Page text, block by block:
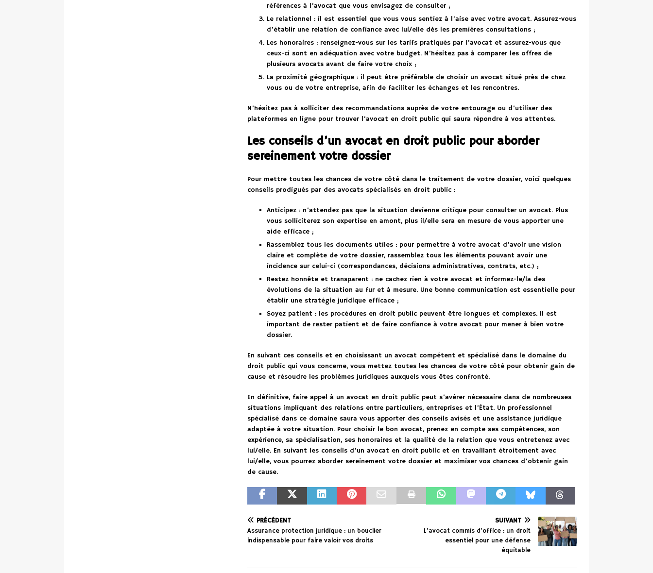
références à l’avocat que vous envisagez de consulter ;
Le relationnel : il est essentiel que vous vous sentiez à l’aise avec votre avocat. Assurez-vous
d’établir une relation de confiance avec lui/elle dès les premières consultations ;
Les honoraires : renseignez-vous sur les tarifs pratiqués par l’avocat et assurez-vous que
ceux-ci sont en adéquation avec votre budget. N’hésitez pas à comparer les offres de
plusieurs avocats avant de faire votre choix ;
La proximité géographique : il peut être préférable de choisir un avocat situé près de chez
vous ou de votre entreprise, afin de faciliter les échanges et les rencontres.
N’hésitez pas à solliciter des recommandations auprès de votre entourage ou d’utiliser des
plateformes en ligne pour trouver l’avocat en droit public qui saura répondre à vos attentes.
Les conseils d’un avocat en droit public pour aborder
sereinement votre dossier
Pour mettre toutes les chances de votre côté dans le traitement de votre dossier, voici quelques
conseils prodigués par des avocats spécialisés en droit public :
Anticipez : n’attendez pas que la situation devienne critique pour consulter un avocat. Plus
vous solliciterez son expertise en amont, plus il/elle sera en mesure de vous apporter une
aide efficace ;
Rassemblez tous les documents utiles : pour permettre à votre avocat d’avoir une vision
claire et complète de votre dossier, rassemblez tous les éléments pouvant avoir une
incidence sur celui-ci (correspondances, décisions administratives, contrats, etc.) ;
Restez honnête et transparent : ne cachez rien à votre avocat et informez-le/la des
évolutions de la situation au fur et à mesure. Une bonne communication est essentielle pour
établir une stratégie juridique efficace ;
Soyez patient : les procédures en droit public peuvent être longues et complexes. Il est
important de rester patient et de faire confiance à votre avocat pour mener à bien votre
dossier.
En suivant ces conseils et en choisissant un avocat compétent et spécialisé dans le domaine du
droit public qui vous concerne, vous mettez toutes les chances de votre côté pour obtenir gain de
cause et résoudre les problèmes juridiques auxquels vous êtes confronté.
En définitive, faire appel à un avocat en droit public peut s’avérer nécessaire dans de nombreuses
situations impliquant des relations entre particuliers, entreprises et l’État. Un professionnel
spécialisé dans ce domaine saura vous apporter des conseils avisés et une assistance juridique
adaptée à votre situation. Pour choisir le bon avocat, prenez en compte ses compétences, son
expérience, sa spécialisation, ses honoraires et la qualité de la relation que vous entretenez avec
lui/elle. En suivant les conseils d’un avocat en droit public et en travaillant étroitement avec
lui/elle, vous pourrez aborder sereinement votre dossier et maximiser vos chances d’obtenir gain
de cause.
PRÉCÉDENT
Assurance protection juridique : un bouclier
indispensable pour faire valoir vos droits
SUIVANT
L’avocat commis d’office : un droit
essentiel pour une défense
équitable